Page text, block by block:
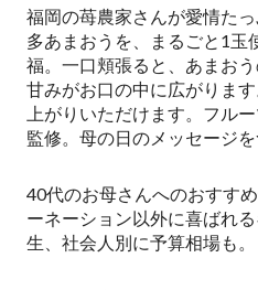
福岡の苺農家さんが愛情た
多あまおうを、まるごと1玉
福。一口頬張ると、あまお
甘みがお口の中に広がりま
上がりいただけます。フル
監修。母の日のメッセージ
40代のお母さんへのおすす
ーネーション以外に喜ばれ
生、社会人別に予算相場も。